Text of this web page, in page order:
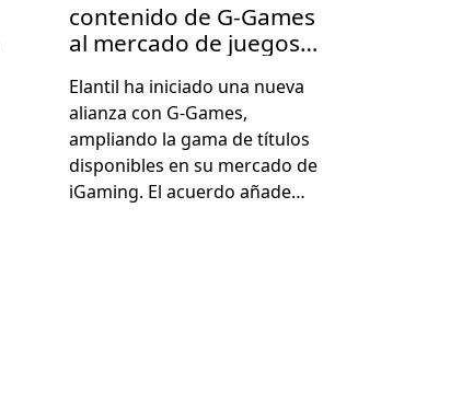
contenido de G‑Games
al mercado de juegos
Elan­til ha ini­ci­a­do una nue­va
alian­za con G‑Games,
amplian­do la gama de títu­los
disponibles en su mer­ca­do de
iGam­ing. El acuer­do añade…